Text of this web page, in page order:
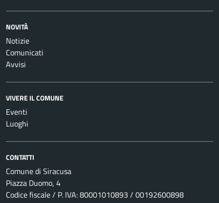
NOVITÀ
Notizie
Comunicati
Avvisi
VIVERE IL COMUNE
Eventi
Luoghi
CONTATTI
Comune di Siracusa
Piazza Duomo, 4
Codice fiscale / P. IVA: 80001010893 / 00192600898